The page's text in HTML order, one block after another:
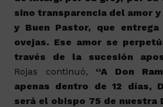
sino transparencia del amor
y Buen Pastor, que
ovejas. Ese amor se
través de la sucesión
Rojas continuó, “A Don
apenas dentro de 12 días,
será el obispo 75 de nuestra